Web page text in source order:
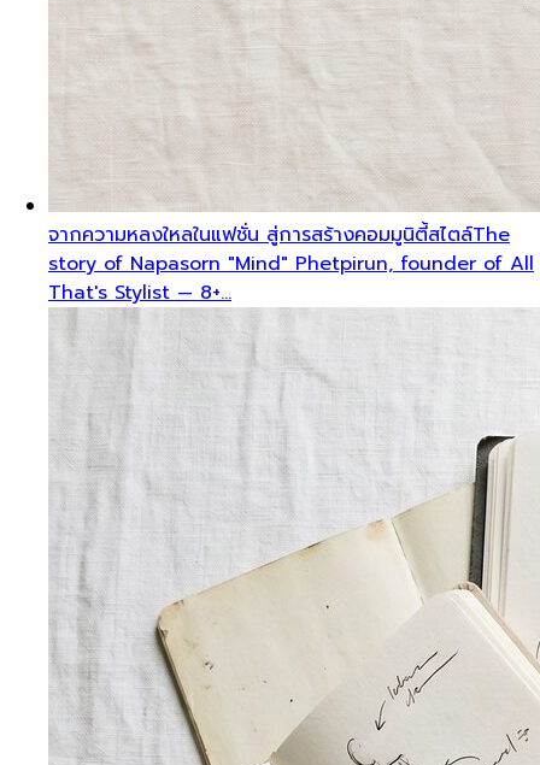
จากความหลงใหลในแฟชั่น สู่การสร้างคอมมูนิตี้สไตล์The
story of Napasorn "Mind" Phetpirun, founder of All
That's Stylist — 8+…